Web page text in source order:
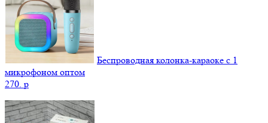
Беспроводная колонка-караоке с 1
микрофоном оптом
270. p